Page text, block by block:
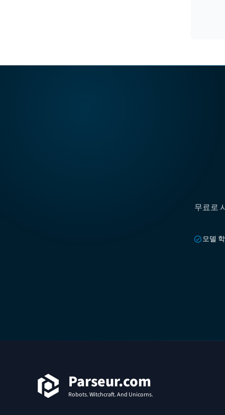
무료로
모델
Parseur.com
Robots. Witchcraft. And Unicorns.